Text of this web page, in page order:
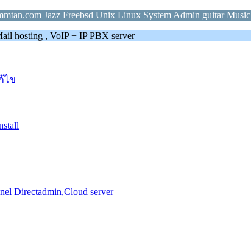
Jazz Freebsd Unix Linux System Admin guitar Music
hosting , VoIP + IP PBX server
ไข
Directadmin,Cloud server